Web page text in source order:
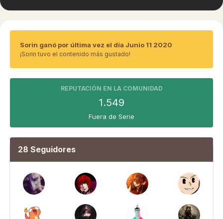
Sorin ganó por última vez el día Junio 11 2020
¡Sorin tuvo el contenido más gustado!
REPUTACIÓN EN LA COMUNIDAD
1.549
Fuera de Serie
28 Seguidores